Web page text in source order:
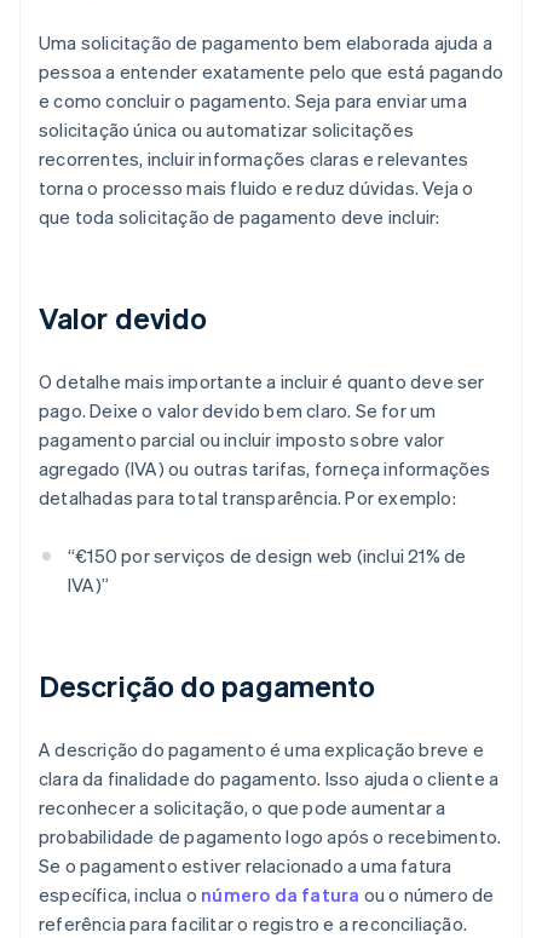
Uma solicitação de pagamento bem elaborada ajuda a
pessoa a entender exatamente pelo que está pagando
e como concluir o pagamento. Seja para enviar uma
solicitação única ou automatizar solicitações
recorrentes, incluir informações claras e relevantes
torna o processo mais fluido e reduz dúvidas. Veja o
que toda solicitação de pagamento deve incluir:
Valor devido
O detalhe mais importante a incluir é quanto deve ser
pago. Deixe o valor devido bem claro. Se for um
pagamento parcial ou incluir imposto sobre valor
agregado (IVA) ou outras tarifas, forneça informações
detalhadas para total transparência. Por exemplo:
“€150 por serviços de design web (inclui 21% de
IVA)”
Descrição do pagamento
A descrição do pagamento é uma explicação breve e
clara da finalidade do pagamento. Isso ajuda o cliente a
reconhecer a solicitação, o que pode aumentar a
probabilidade de pagamento logo após o recebimento.
Se o pagamento estiver relacionado a uma fatura
específica, inclua o número da fatura ou o número de
referência para facilitar o registro e a reconciliação.